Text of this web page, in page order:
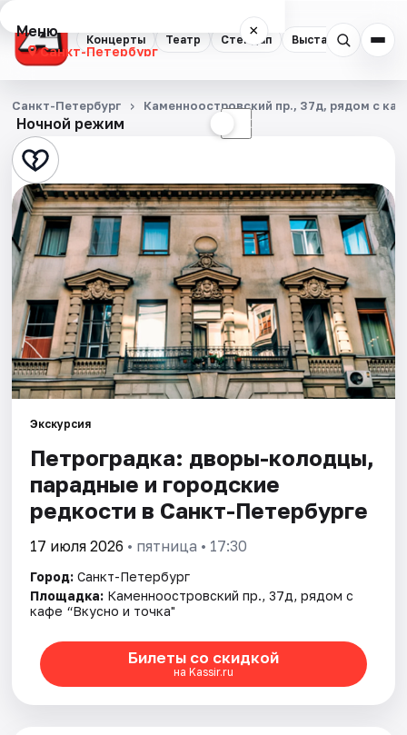
Концерты Театр Стендап Выставки
Меню ×
Санкт-Петербург
Концерты
Театр
Стендап
Выставки
Квесты
Экскурсии
Спорт
События
Города
Площадки
Артисты
Рейтинги
Ночной режим ☾
Санкт-Петербург Каменноостровский пр., 37д, рядом с
Экскурсия
Петроградка: дворы-колодцы,
парадные и городские
редкости в Санкт-Петербурге
17 июля 2026 • пятница • 17:30
Город: Санкт-Петербург
Площадка: Каменноостровский пр., 37д, рядом с
кафе “Вкусно и точка"
Билеты со скидкой
на Kassir.ru